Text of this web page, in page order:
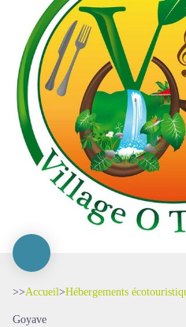
>>Accueil>Hébergements
Goyave